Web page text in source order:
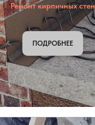
Ремонт кирпичных стен
ПОДРОБНЕЕ